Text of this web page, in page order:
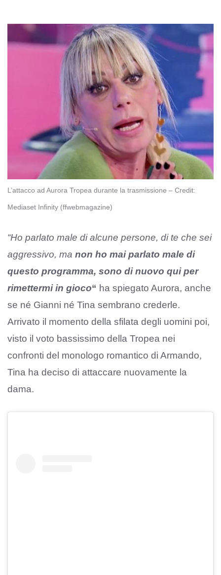
L’attacco ad Aurora Tropea durante la trasmissione – Credit:
Mediaset Infinity (ffwebmagazine)
“Ho parlato male di alcune persone, di te che sei
aggressivo, ma non ho mai parlato male di
questo programma, sono di nuovo qui per
rimettermi in gioco“ ha spiegato Aurora, anche
se né Gianni né Tina sembrano crederle.
Arrivato il momento della sfilata degli uomini poi,
visto il voto bassissimo della Tropea nei
confronti del monologo romantico di Armando,
Tina ha deciso di attaccare nuovamente la
dama.